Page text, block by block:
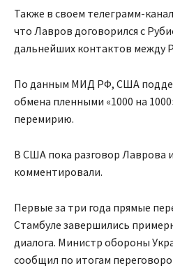
Также в своем телеграмм-
что Лавров договорился с
дальнейших контактов между
По данным МИД РФ, США
обмена пленными «1000 на
перемирию.
В США пока разговор Лаврова
комментировали.
Первые за три года прямые
Стамбуле завершились
диалога. Министр обороны
сообщил по итогам